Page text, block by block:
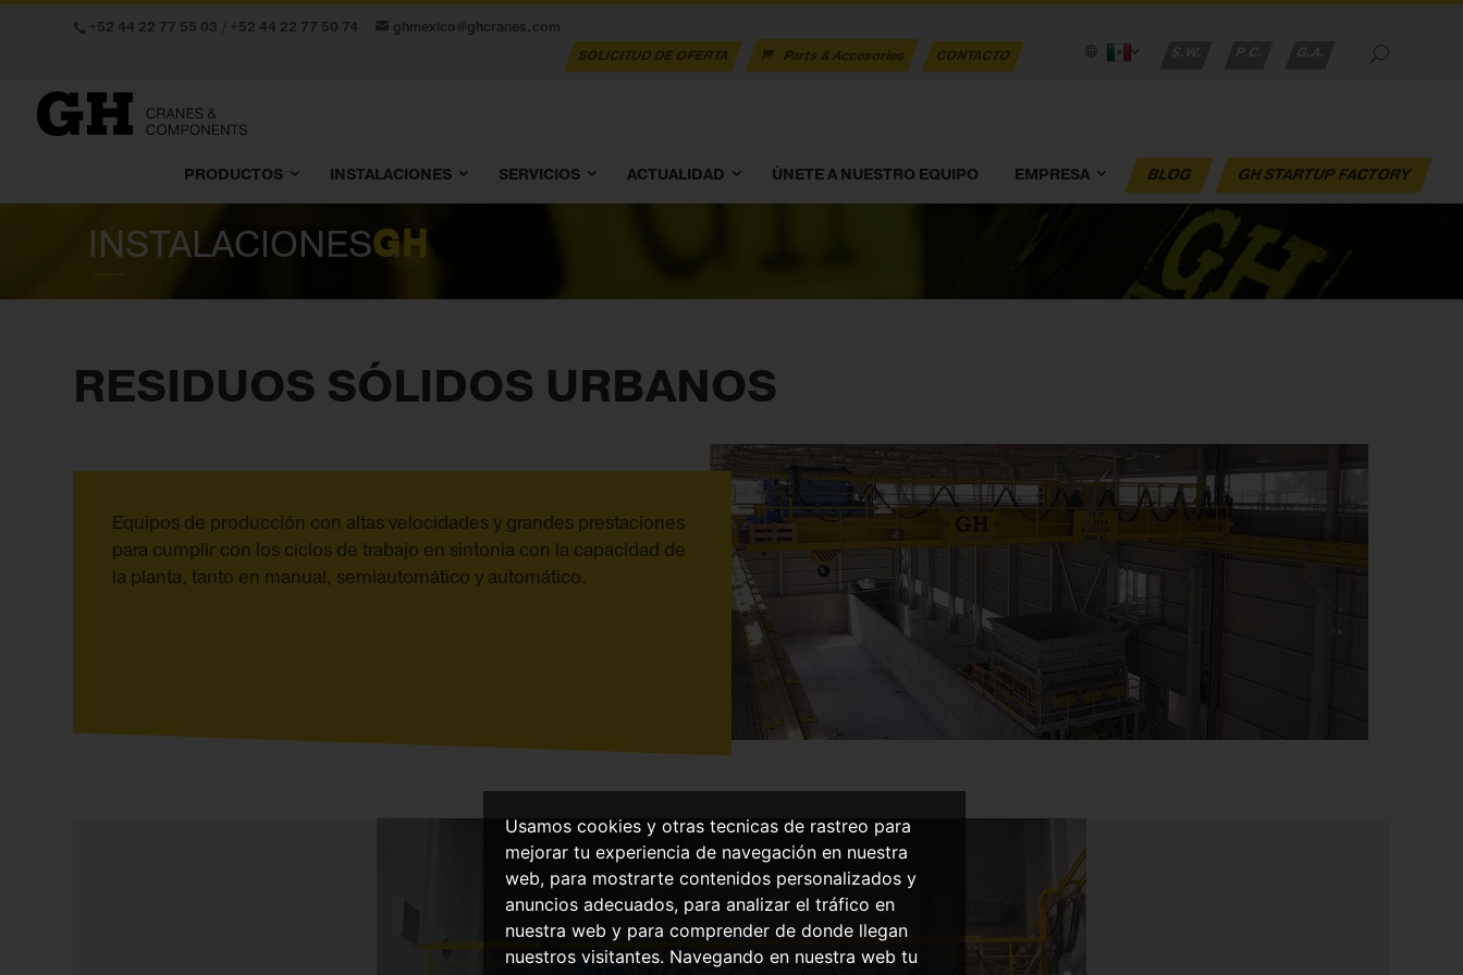
Usamos cookies y otras tecnicas de rastreo para
mejorar tu experiencia de navegación en nuestra
web, para mostrarte contenidos personalizados y
anuncios adecuados, para analizar el tráfico en
nuestra web y para comprender de donde llegan
nuestros visitantes. Navegando en nuestra web tu
+52 44 22 77 55 03 / +52 44 22 77 50 74
ghmexico@ghcranes.com
SOLICITUD DE OFERTA
Parts & Accesories CONTACTO
PRODUCTOS INSTALACIONES SERVICIOS ACTUALIDAD ÚNETE A NUESTRO EQUIPO EMPRESA BLOG GH STARTUP FACTORY
INSTALACIONESGH
RESIDUOS SÓLIDOS URBANOS
Equipos de producción con altas velocidades y grandes prestaciones
para cumplir con los ciclos de trabajo en sintonía con la capacidad de
la planta, tanto en manual, semiautomático y automático.